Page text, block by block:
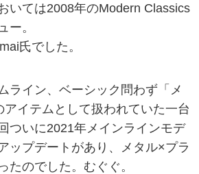
いては2008年のModern Classics
ー。
氏でした。
ライン、ベーシック問わず「メ
アイテムとして扱われていた一台
ついに2021年メインラインモデ
ップデートがあり、メタル×プラ
たのでした。むぐぐ。